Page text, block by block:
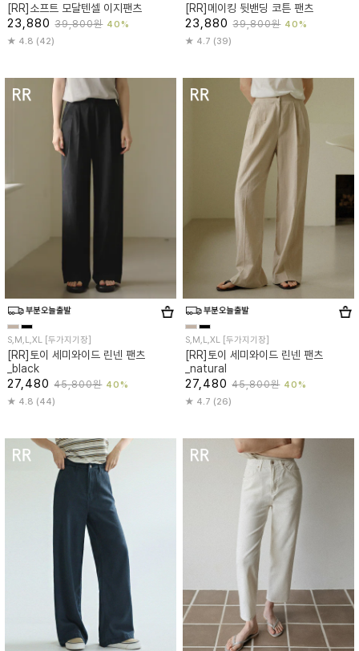
[RR]소프트 모달텐셀 이지팬츠
23,88039,800원 40%
4.8 (42)
[RR]메이킹 뒷밴딩 코튼 팬츠
23,88039,800원 40%
4.7 (39)
S,M,L,XL [두가지기장]
[RR]토이 세미와이드 린넨 팬츠
_black
27,48045,800원 40%
4.8 (44)
S,M,L,XL [두가지기장]
[RR]토이 세미와이드 린넨 팬츠
_natural
27,48045,800원 40%
4.7 (26)